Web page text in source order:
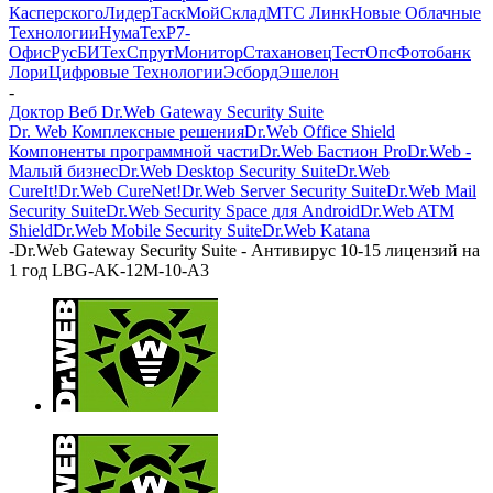
КасперскогоЛидерТаскМойСкладМТС ЛинкНовые Облачные
ТехнологииНумаТехР7-
ОфисРусБИТехСпрутМониторСтахановецТестОпсФотобанк
ЛориЦифровые ТехнологииЭсбордЭшелон
-
Доктор Веб Dr.Web Gateway Security Suite
Dr. Web Комплексные решенияDr.Web Office Shield
Компоненты программной частиDr.Web Бастион ProDr.Web -
Малый бизнесDr.Web Desktop Security SuiteDr.Web
CureIt!Dr.Web CureNet!Dr.Web Server Security SuiteDr.Web Mail
Security SuiteDr.Web Security Space для AndroidDr.Web ATM
ShieldDr.Web Mobile Security SuiteDr.Web Katana
-Dr.Web Gateway Security Suite - Антивирус 10-15 лицензий на
1 год LBG-AK-12M-10-A3